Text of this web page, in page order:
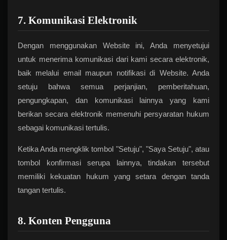
7. Komunikasi Elektronik
Dengan menggunakan Website ini, Anda menyetujui
untuk menerima komunikasi dari kami secara elektronik,
baik melalui email maupun notifikasi di Website. Anda
setuju bahwa semua perjanjian, pemberitahuan,
pengungkapan, dan komunikasi lainnya yang kami
berikan secara elektronik memenuhi persyaratan hukum
sebagai komunikasi tertulis.
Ketika Anda mengklik tombol "Setuju", "Saya Setuju", atau
tombol konfirmasi serupa lainnya, tindakan tersebut
memiliki kekuatan hukum yang setara dengan tanda
tangan tertulis.
8. Konten Pengguna